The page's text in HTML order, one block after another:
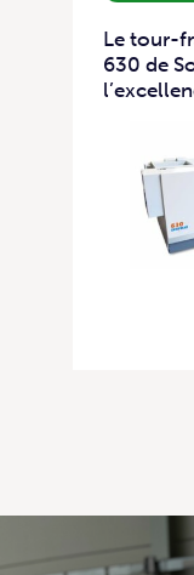
Le tour-
630 de